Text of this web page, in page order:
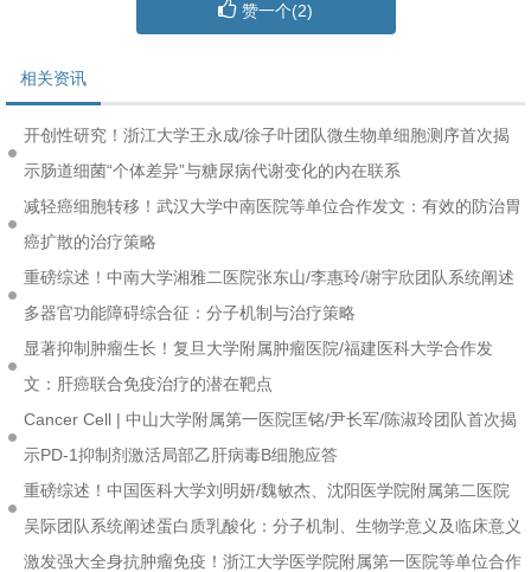
赞一个(2)
相关资讯
开创性研究！浙江大学王永成/徐子叶团队微生物单细胞测序首次揭
示肠道细菌“个体差异”与糖尿病代谢变化的内在联系
减轻癌细胞转移！武汉大学中南医院等单位合作发文：有效的防治胃
癌扩散的治疗策略
重磅综述！中南大学湘雅二医院张东山/李惠玲/谢宇欣团队系统阐述
多器官功能障碍综合征：分子机制与治疗策略
显著抑制肿瘤生长！复旦大学附属肿瘤医院/福建医科大学合作发
文：肝癌联合免疫治疗的潜在靶点
Cancer Cell | 中山大学附属第一医院匡铭/尹长军/陈淑玲团队首次揭
示PD-1抑制剂激活局部乙肝病毒B细胞应答
重磅综述！中国医科大学刘明妍/魏敏杰、沈阳医学院附属第二医院
吴际团队系统阐述蛋白质乳酸化：分子机制、生物学意义及临床意义
激发强大全身抗肿瘤免疫！浙江大学医学院附属第一医院等单位合作